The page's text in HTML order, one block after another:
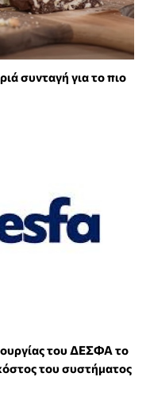
συνταγή για το πιο
του ΔΕΣΦΑ το
του συστήματος